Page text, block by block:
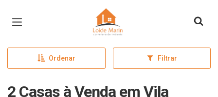
Página inicial
Ordenar Filtrar
2 Casas à Venda em Vila